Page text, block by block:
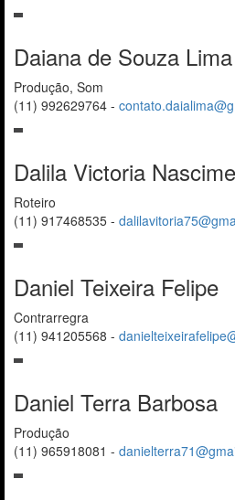
Daiana de Souza Lima
Produção, Som
(11) 992629764 -
Dalila Victoria
Roteiro
(11) 917468535 -
Daniel Teixeira Felipe
Contrarregra
(11) 941205568 -
Daniel Terra Barbosa
Produção
(11) 965918081 -